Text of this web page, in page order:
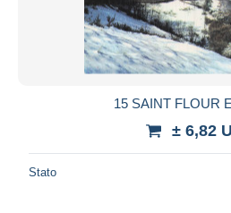
15 SAINT FLOUR
± 6,82
Stato